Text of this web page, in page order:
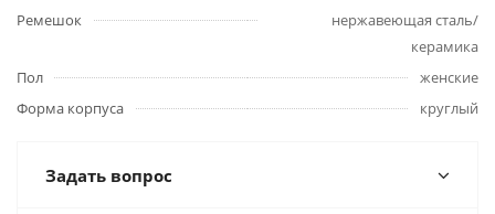
Ремешок
нержавеющая сталь/
керамика
Пол
женские
Форма корпуса
круглый
Задать вопрос